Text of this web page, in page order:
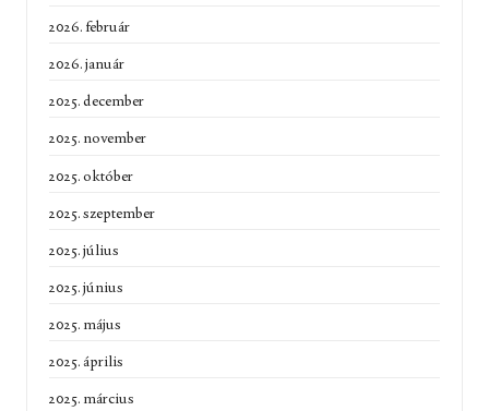
2026. február
2026. január
2025. december
2025. november
2025. október
2025. szeptember
2025. július
2025. június
2025. május
2025. április
2025. március